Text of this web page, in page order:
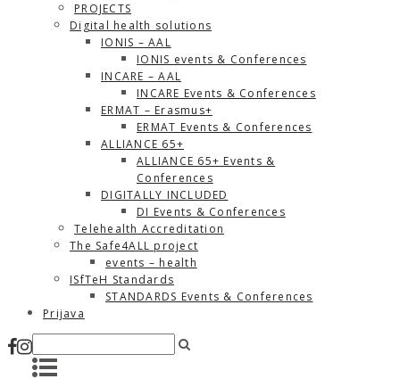
PROJECTS
Digital health solutions
IONIS – AAL
IONIS events & Conferences
INCARE – AAL
INCARE Events & Conferences
ERMAT – Erasmus+
ERMAT Events & Conferences
ALLIANCE 65+
ALLIANCE 65+ Events &
Conferences
DIGITALLY INCLUDED
DI Events & Conferences
Telehealth Accreditation
The Safe4ALL project
events – health
ISfTeH Standards
STANDARDS Events & Conferences
Prijava